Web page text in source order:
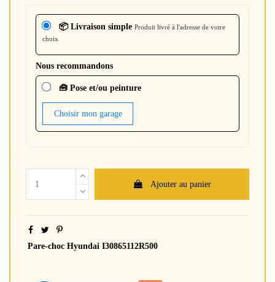
📦 Livraison simple Produit livré à l'adresse de votre
choix
Nous recommandons
🧰 Pose et/ou peinture
Choisir mon garage
Ajouter au panier
Pare-choc Hyundai I30865112R500